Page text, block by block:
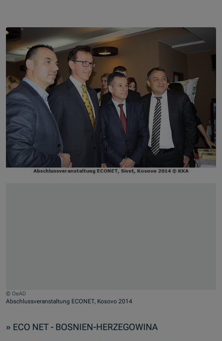
Skip slider
© OeAD
Abschlussveranstaltung ECONET, Kosovo 2014
» ECO NET - BOSNIEN-HERZEGOWINA